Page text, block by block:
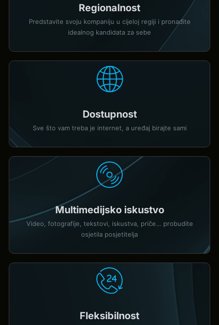
Regionalnost
Predstavite svoju kompaniju u cijeloj regiji i pronađite
idealnog kandidata za sebe
Dostupnost
Sve što vam treba je internet, a uređaj birajte sami
Multimedijsko iskustvo
Video, fotografije, tekstovi, iskustva, priče… probudite
osjetila posjetitelja
Fleksibilnost